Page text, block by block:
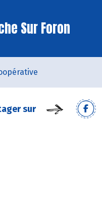
Sur Foron
sur